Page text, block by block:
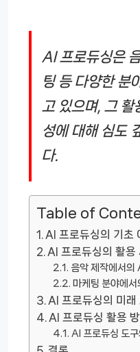
AI 프로듀싱은
팅 등 다양한 분
고 있으며, 그 활
성에 대해 심도
다.
Table of
AI 프로듀싱의 기초
AI 프로듀싱의 활용
음악 제작에서의
마케팅 분야에
AI 프로듀싱의 미래
AI 프로듀싱 활용
AI 프로듀싱 도구